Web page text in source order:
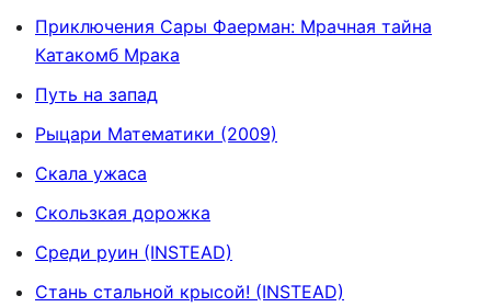
Приключения Сары Фаерман: Мрачная тайна
Катакомб Мрака
Путь на запад
Рыцари Математики (2009)
Скала ужаса
Скользкая дорожка
Среди руин (INSTEAD)
Стань стальной крысой! (INSTEAD)